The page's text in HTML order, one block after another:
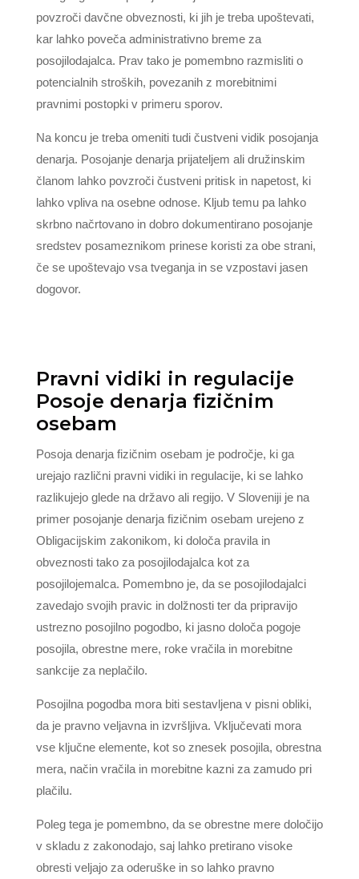
povzroči davčne obveznosti, ki jih je treba upoštevati,
kar lahko poveča administrativno breme za
posojilodajalca. Prav tako je pomembno razmisliti o
potencialnih stroških, povezanih z morebitnimi
pravnimi postopki v primeru sporov.
Na koncu je treba omeniti tudi čustveni vidik posojanja
denarja. Posojanje denarja prijateljem ali družinskim
članom lahko povzroči čustveni pritisk in napetost, ki
lahko vpliva na osebne odnose. Kljub temu pa lahko
skrbno načrtovano in dobro dokumentirano posojanje
sredstev posameznikom prinese koristi za obe strani,
če se upoštevajo vsa tveganja in se vzpostavi jasen
dogovor.
Pravni vidiki in regulacije
Posoje denarja fizičnim
osebam
Posoja denarja fizičnim osebam je področje, ki ga
urejajo različni pravni vidiki in regulacije, ki se lahko
razlikujejo glede na državo ali regijo. V Sloveniji je na
primer posojanje denarja fizičnim osebam urejeno z
Obligacijskim zakonikom, ki določa pravila in
obveznosti tako za posojilodajalca kot za
posojilojemalca. Pomembno je, da se posojilodajalci
zavedajo svojih pravic in dolžnosti ter da pripravijo
ustrezno posojilno pogodbo, ki jasno določa pogoje
posojila, obrestne mere, roke vračila in morebitne
sankcije za neplačilo.
Posojilna pogodba mora biti sestavljena v pisni obliki,
da je pravno veljavna in izvršljiva. Vključevati mora
vse ključne elemente, kot so znesek posojila, obrestna
mera, način vračila in morebitne kazni za zamudo pri
plačilu.
Poleg tega je pomembno, da se obrestne mere določijo
v skladu z zakonodajo, saj lahko pretirano visoke
obresti veljajo za oderuške in so lahko pravno